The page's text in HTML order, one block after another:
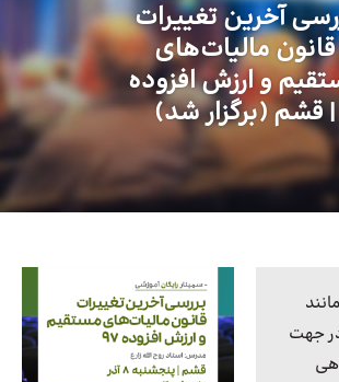
آخرین تغییرات
قانون مالیات‌های
و ارزش افزوده
| قشم (برگزار شد)
جهت